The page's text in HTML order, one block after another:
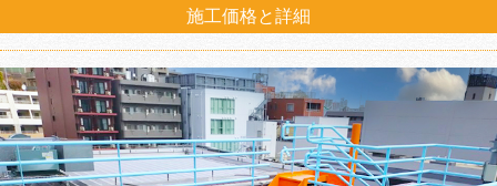
施工価格と詳細